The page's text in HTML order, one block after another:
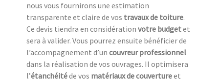
nous vous fournirons une estimation
transparente et claire de vos travaux de toiture.
Ce devis tiendra en considération votre budgetet
sera à valider. Vous pourrez ensuite bénéficier de
l’accompagnement d’un couvreur professionnel
dans la réalisation de vos ouvrages. Il optimisera
l’étanchéitéde vos matériaux de couvertureet